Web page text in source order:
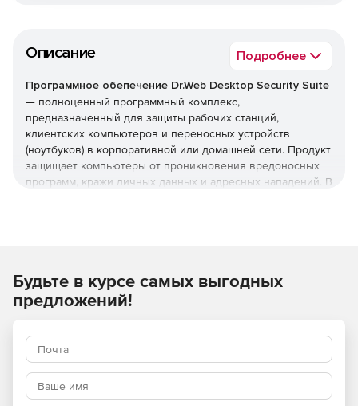
Описание Подробнее
Программное обепечение Dr.Web Desktop Security Suite
— полноценный программный комплекс,
предназначенный для защиты рабочих станций,
клиентских компьютеров и переносных устройств
(ноутбуков) в корпоративной или домашней сети. Продукт
защищает компьютеры от проникновения вредоносных
программ, кражи личных данных и адресных нападений. В
Преимущества Dr.Web Desktop
Наличие сертификатов
Dr.Web Desktop Security Suite имеет сертификаты
соответствия ФСТЭК России и ФСБ. Это означает, что
Будьте в курсе самых выгодных
предложений!